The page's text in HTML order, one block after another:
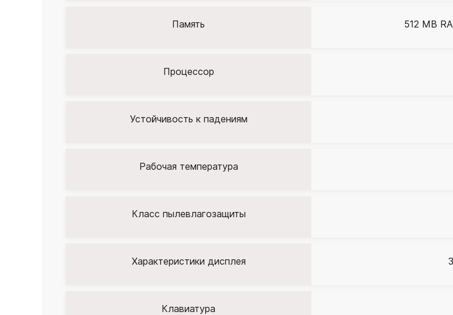
Память 512 MB
Процессор
Устойчивость к падениям
Рабочая температура
Класс пылевлагозащиты
Характеристики дисплея
Клавиатура